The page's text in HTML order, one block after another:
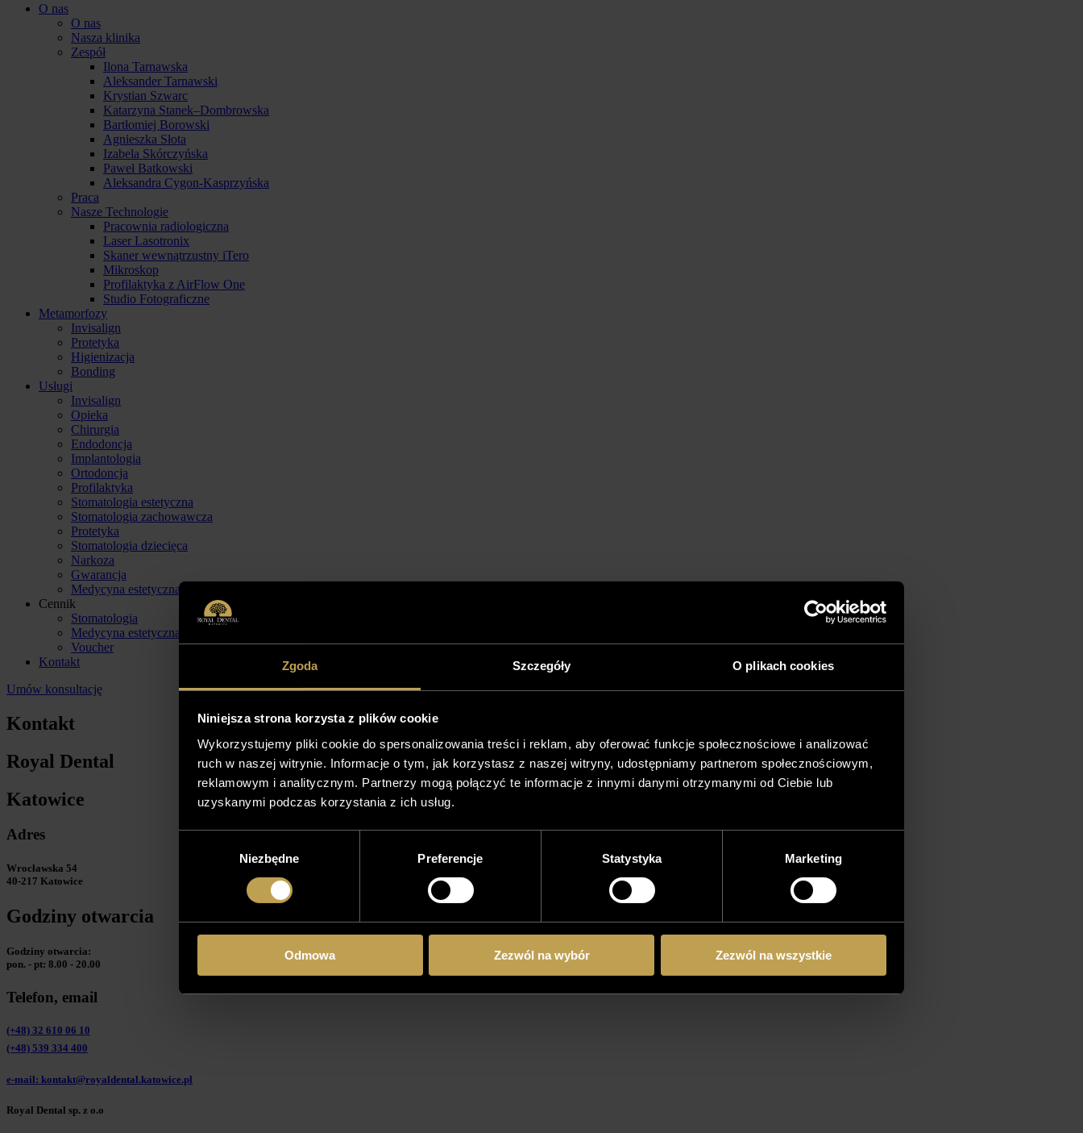
Zgoda Szczegóły O plikach cookies
Niniejsza strona korzysta z plików cookie
Wykorzystujemy pliki cookie do spersonalizowania treści i reklam, aby oferować funkcje społecznościowe i analizować
ruch w naszej witrynie. Informacje o tym, jak korzystasz z naszej witryny, udostępniamy partnerom społecznościowym,
reklamowym i analitycznym. Partnerzy mogą połączyć te informacje z innymi danymi otrzymanymi od Ciebie lub
uzyskanymi podczas korzystania z ich usług.
Niezbędne Preferencje Statystyka Marketing
Odmowa Zezwól na wybór Zezwól na wszystkie
O nas
O nas
Nasza klinika
Zespół
Ilona Tarnawska
Aleksander Tarnawski
Krystian Szwarc
Katarzyna Stanek–Dombrowska
Bartłomiej Borowski
Agnieszka Słota
Izabela Skórczyńska
Paweł Batkowski
Aleksandra Cygon-Kasprzyńska
Praca
Nasze Technologie
Pracownia radiologiczna
Laser Lasotronix
Skaner wewnątrzustny iTero
Mikroskop
Profilaktyka z AirFlow One
Studio Fotograficzne
Metamorfozy
Invisalign
Protetyka
Higienizacja
Bonding
Usługi
Invisalign
Opieka
Chirurgia
Endodoncja
Implantologia
Ortodoncja
Profilaktyka
Stomatologia estetyczna
Stomatologia zachowawcza
Protetyka
Stomatologia dziecięca
Narkoza
Gwarancja
Medycyna estetyczna
Cennik
Stomatologia
Medycyna estetyczna
Voucher
Kontakt
Umów konsultację
Kontakt
Royal Dental
Katowice
Adres
Wrocławska 54
40-217 Katowice
Godziny otwarcia
Godziny otwarcia:
pon. - pt: 8.00 - 20.00
Telefon, email
(+48) 32 610 06 10
(+48) 539 334 400
e-mail: kontakt@royaldental.katowice.pl
Royal Dental sp. z o.o